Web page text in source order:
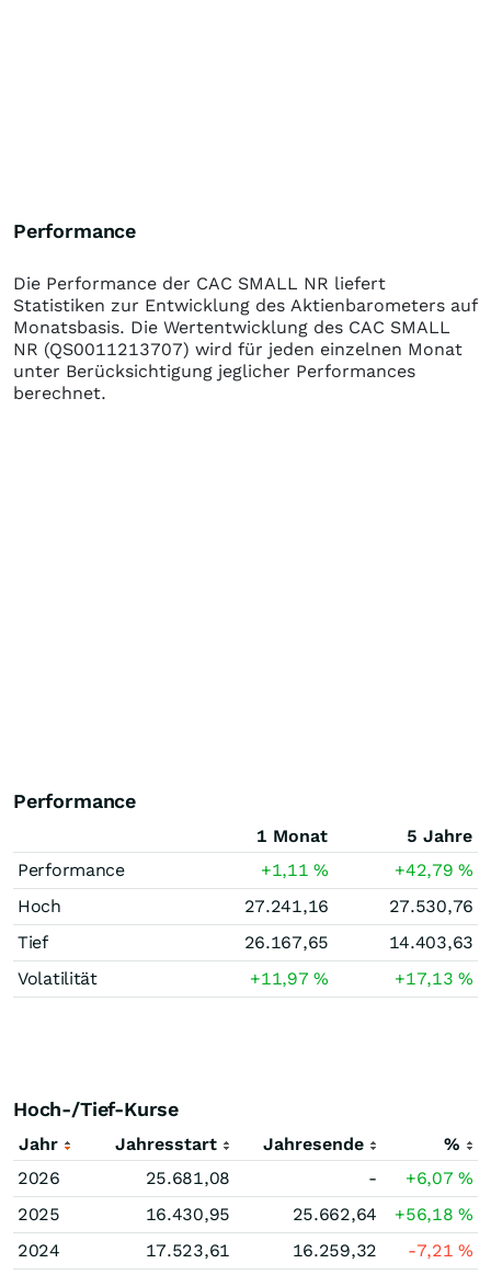
Performance
Die Performance der CAC SMALL NR liefert
Statistiken zur Entwicklung des Aktienbarometers auf
Monatsbasis. Die Wertentwicklung des CAC SMALL
NR (QS0011213707) wird für jeden einzelnen Monat
unter Berücksichtigung jeglicher Performances
berechnet.
Performance
1 Monat
5 Jahre
Performance
+1,11% +42,79%
Hoch
27.241,16
27.530,76
Tief
26.167,65
14.403,63
Volatilität
+11,97% +17,13%
Hoch-/Tief-Kurse
Jahr Jahresstart Jahresende
%
2026
25.681,08 - +6,07%
2025
16.430,95 25.662,64 +56,18%
2024
17.523,61 16.259,32 -7,21%